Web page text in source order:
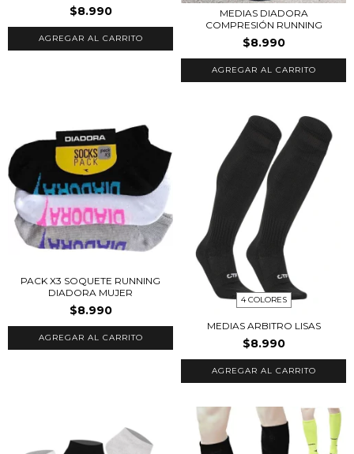
$8.990
MEDIAS DIADORA
COMPRESIÓN RUNNING
$8.990
PACK X3 SOQUETE RUNNING
DIADORA MUJER
$8.990
4 COLORES
MEDIAS ARBITRO LISAS
$8.990
AGREGAR AL CARRITO